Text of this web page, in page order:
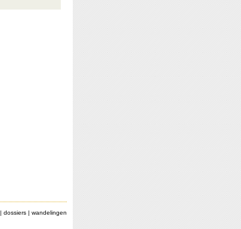
| dossiers | wandelingen